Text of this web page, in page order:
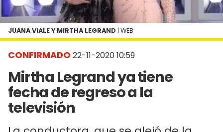
CONFIRMADO 22-11-2020 10:59
Mirtha Legrand ya tiene
fecha de regreso a la
televisión
JUANA VIALE Y MIRTHA LEGRAND | WEB